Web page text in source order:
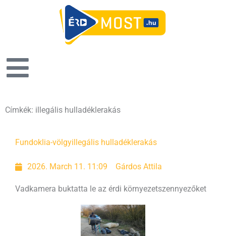
Címkék: illegális hulladéklerakás
Fundoklia-völgyillegális hulladéklerakás
2026. March 11. 11:09 Gárdos Attila
Vadkamera buktatta le az érdi környezetszennyezőket